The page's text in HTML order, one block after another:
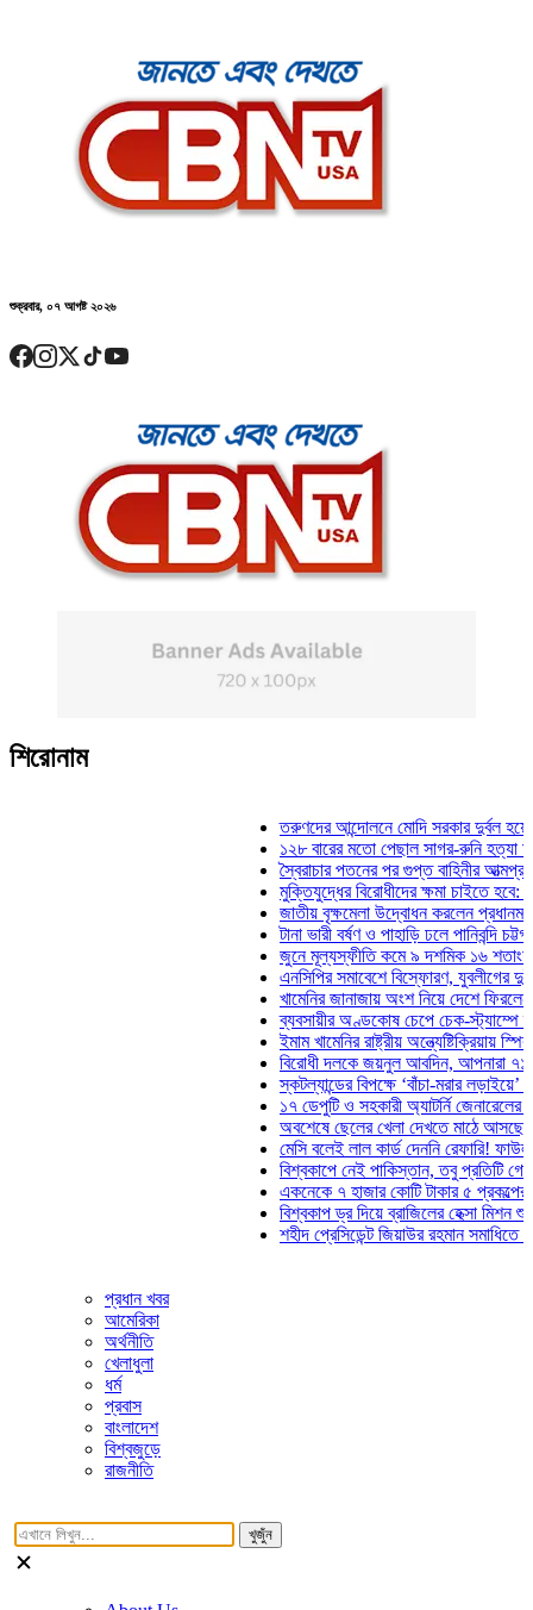
শুক্রবার, ০৭ আগষ্ট ২০২৬
শিরোনাম
তরুণদের আন্দোলনে মোদি সরকার দুর্বল হয়েছে:
১২৮ বারের মতো পেছাল সাগর-রুনি হত্যা
স্বৈরাচার পতনের পর গুপ্ত বাহিনীর আত্মপ্রকাশ:
মুক্তিযুদ্ধের বিরোধীদের ক্ষমা চাইতে হবে:
জাতীয় বৃক্ষমেলা উদ্বোধন করলেন প্রধানমন্ত্রী
টানা ভারী বর্ষণ ও পাহাড়ি ঢলে পানিবন্দি চট্টগ্রামে
জুনে মূল্যস্ফীতি কমে ৯ দশমিক ১৬ শতাংশ
এনসিপির সমাবেশে বিস্ফোরণ, যুবলীগের দুই
খামেনির জানাজায় অংশ নিয়ে দেশে ফিরলেন
ব্যবসায়ীর অণ্ডকোষ চেপে চেক-স্ট্যাম্পে
ইমাম খামেনির রাষ্ট্রীয় অন্ত্যেষ্টিক্রিয়ায়
বিরোধী দলকে জয়নুল আবদিন, আপনারা ৭১ সালে
স্কটল্যান্ডের বিপক্ষে ‘বাঁচা-মরার লড়াইয়ে’ মাঠে
১৭ ডেপুটি ও সহকারী অ্যাটর্নি জেনারেলের
অবশেষে ছেলের খেলা দেখতে মাঠে আসছেন
মেসি বলেই লাল কার্ড দেননি রেফারি! ফাউল নিয়ে
বিশ্বকাপে নেই পাকিস্তান, তবু প্রতিটি গোলে
একনেকে ৭ হাজার কোটি টাকার ৫ প্রকল্পের
বিশ্বকাপ ড্র দিয়ে ব্রাজিলের হেক্সা মিশন শুরু
শহীদ প্রেসিডেন্ট জিয়াউর রহমান সমাধিতে
প্রধান খবর
আমেরিকা
অর্থনীতি
খেলাধুলা
ধর্ম
প্রবাস
বাংলাদেশ
বিশ্বজুড়ে
রাজনীতি
খুজুঁন